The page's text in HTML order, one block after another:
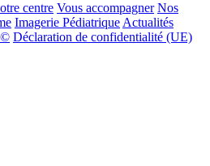
centre Vous accompagner Nos
Imagerie PédiatriqueActualités
© Déclaration de confidentialité (UE)